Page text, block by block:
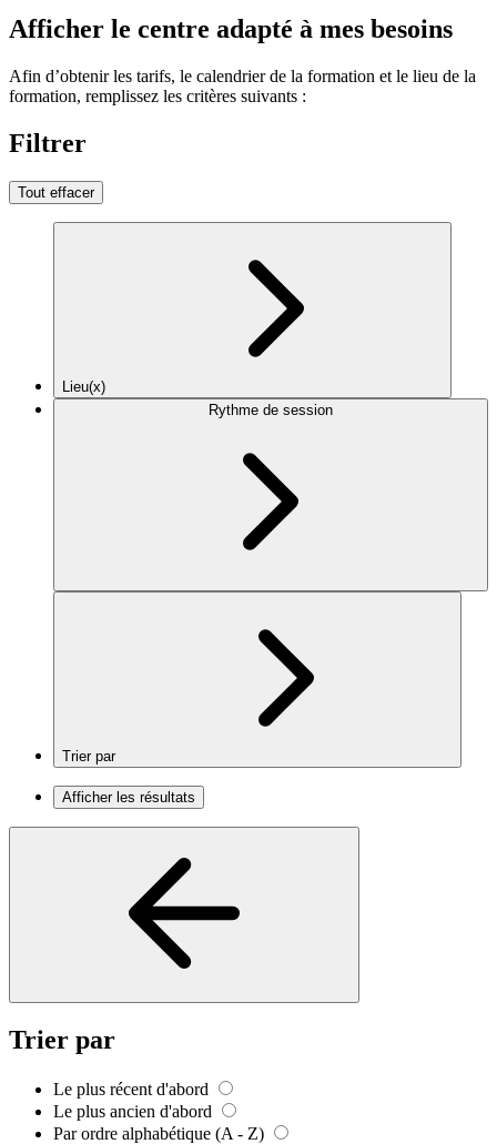
Afficher le centre adapté à mes besoins
Afin d’obtenir les tarifs, le calendrier de la formation et le lieu de la
formation, remplissez les critères suivants :
Filtrer
Tout effacer
Lieu(x)
Rythme de session
Trier par
Afficher les résultats
Trier par
Le plus récent d'abord
Le plus ancien d'abord
Par ordre alphabétique (A - Z)